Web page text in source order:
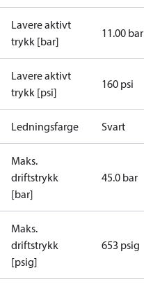
Lavere aktivt
trykk [bar]
11.00 bar
Lavere aktivt
trykk [psi]
160 psi
Ledningsfarge Svart
Maks.
driftstrykk
[bar]
45.0 bar
Maks.
driftstrykk
[psig]
653 psig